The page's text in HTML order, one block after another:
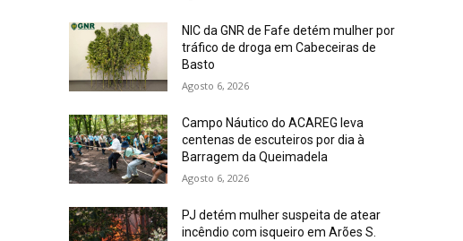
NIC da GNR de Fafe detém mulher por
tráfico de droga em Cabeceiras de
Basto
Agosto 6, 2026
Campo Náutico do ACAREG leva
centenas de escuteiros por dia à
Barragem da Queimadela
Agosto 6, 2026
PJ detém mulher suspeita de atear
incêndio com isqueiro em Arões S.